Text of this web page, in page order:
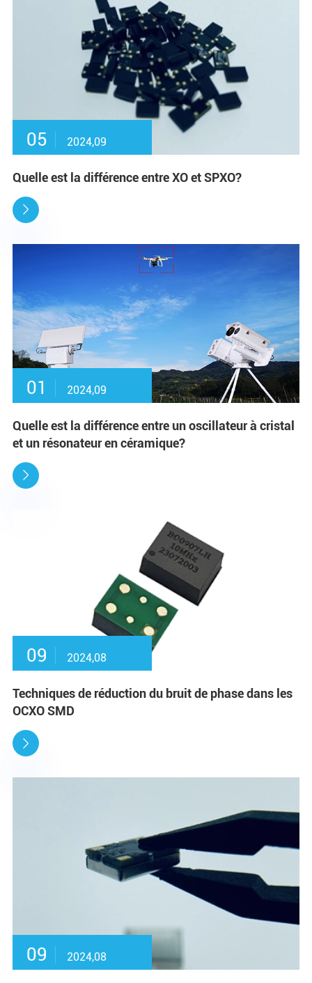
05 2024,09
Quelle est la différence entre XO et SPXO?

01 2024,09
Quelle est la différence entre un oscillateur à cristal
et un résonateur en céramique?

09 2024,08
Techniques de réduction du bruit de phase dans les
OCXO SMD

09 2024,08